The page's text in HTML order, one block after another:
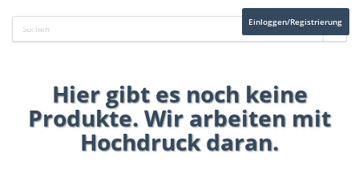
Einloggen/Registrierung
Hier gibt es noch keine
Produkte. Wir arbeiten mit
Hochdruck daran.